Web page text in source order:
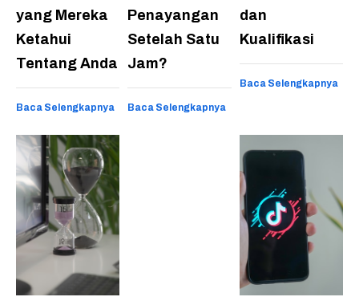
yang Mereka
Ketahui
Tentang Anda
Baca Selengkapnya
Penayangan
Setelah Satu
Jam?
Baca Selengkapnya
dan
Kualifikasi
Baca Selengkapnya